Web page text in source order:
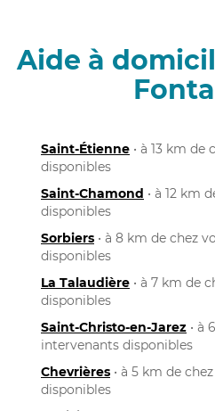
Aide à
Saint-Étienne • à 13 km de
disponibles
Saint-Chamond • à 12 km
disponibles
Sorbiers • à 8 km de chez
disponibles
La Talaudière • à 7 km de
disponibles
Saint-Christo-en-Jarez • à
intervenants disponibles
Chevrières • à 5 km de
disponibles